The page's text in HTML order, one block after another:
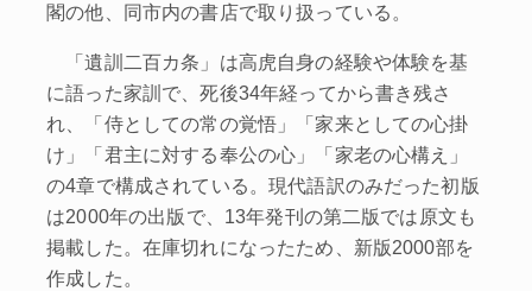
閣の他、同市内の書店で取り扱っている。
「遺訓二百カ条」は高虎自身の経験や体験を基
に語った家訓で、死後34年経ってから書き残さ
れ、「侍としての常の覚悟」「家来としての心掛
け」「君主に対する奉公の心」「家老の心構え」
の4章で構成されている。現代語訳のみだった初版
は2000年の出版で、13年発刊の第二版では原文も
掲載した。在庫切れになったため、新版2000部を
作成した。